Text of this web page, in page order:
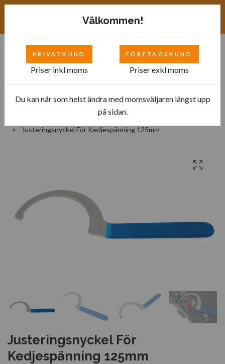
Tillbehör till motorcyklar
Justeringsnyckel För Kedjespänning 125mm
Justeringsnyckel För
Kedjespänning 125mm
Välkommen!
PRIVATKUND
Priser inkl moms
FÖRETAGSKUND
Priser exkl moms
Du kan när som helst ändra med momsväljaren längst upp
på sidan.